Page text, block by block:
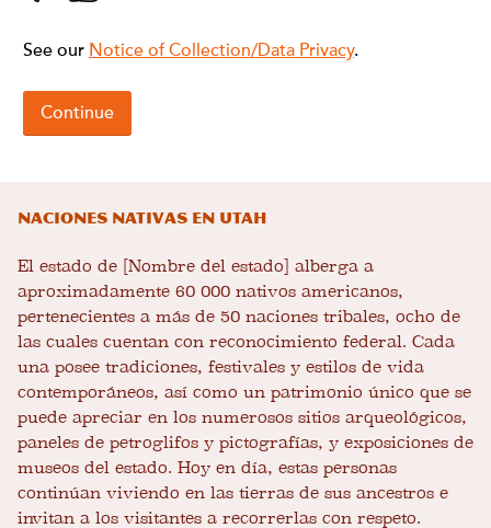
Naciones nativas en Utah
El estado de [Nombre del estado] alberga a
aproximadamente 60 000 nativos americanos,
pertenecientes a más de 50 naciones tribales, ocho de
las cuales cuentan con reconocimiento federal. Cada
una posee tradiciones, festivales y estilos de vida
contemporáneos, así como un patrimonio único que se
puede apreciar en los numerosos sitios arqueológicos,
paneles de petroglifos y pictografías, y exposiciones de
museos del estado. Hoy en día, estas personas
continúan viviendo en las tierras de sus ancestros e
invitan a los visitantes a recorrerlas con respeto.